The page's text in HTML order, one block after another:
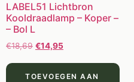
LABEL51 Lichtbron
Kooldraadlamp – Koper –
– Bol L
€18,69 €14,95
TOEVOEGEN AAN